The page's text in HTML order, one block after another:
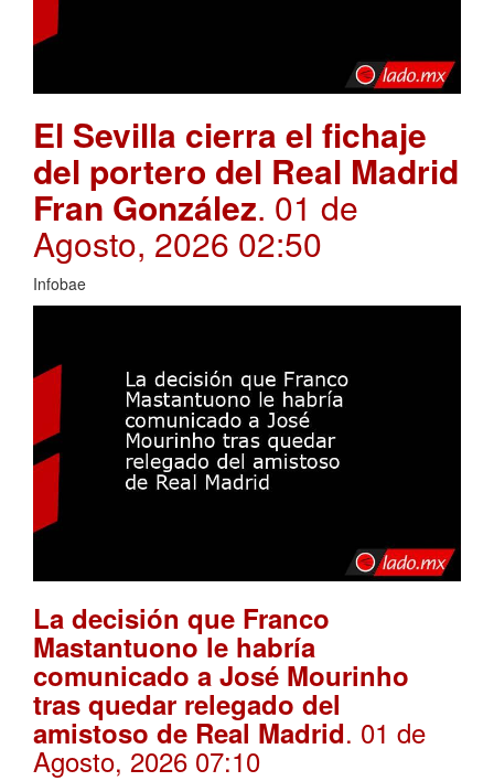
El Sevilla cierra el fichaje
del portero del Real Madrid
Fran González. 01 de
Agosto, 2026 02:50
Infobae
La decisión que Franco
Mastantuono le habría
comunicado a José Mourinho
tras quedar relegado del
amistoso de Real Madrid. 01 de
Agosto, 2026 07:10